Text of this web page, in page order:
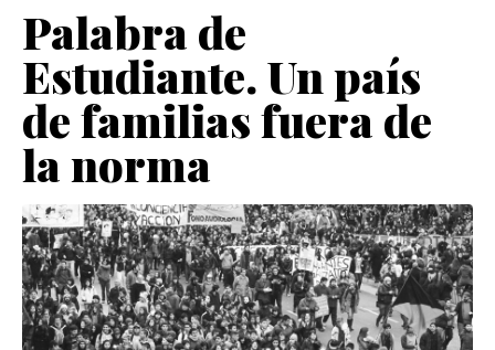
Palabra de
Estudiante. Un país
de familias fuera de
la norma